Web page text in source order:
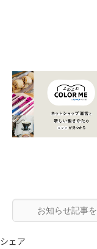
シェア